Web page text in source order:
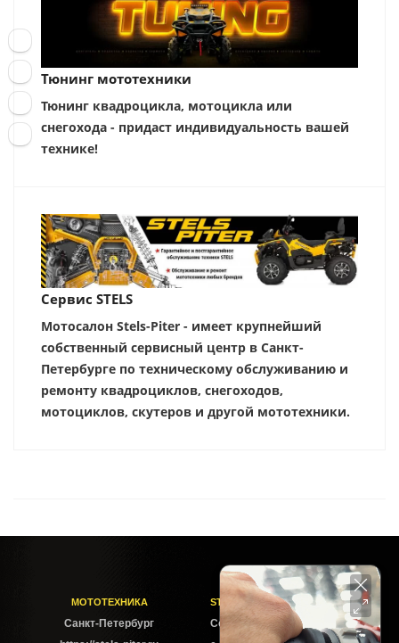
Тюнинг мототехники
Тюнинг квадроцикла, мотоцикла или
снегохода - придаст индивидуальность вашей
технике!
Сервис STELS
Мотосалон Stels-Piter - имеет крупнейший
собственный сервисный центр в Санкт-
Петербурге по техническому обслуживанию и
ремонту квадроциклов, снегоходов,
мотоциклов, скутеров и другой мототехники.
МОТОТЕХНИКА
Cанкт-Петербург
STELS-PITER СОФИЙСКАЯ
Софийская ул. 6Б